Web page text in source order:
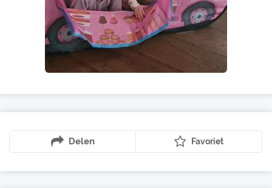
Delen Favoriet